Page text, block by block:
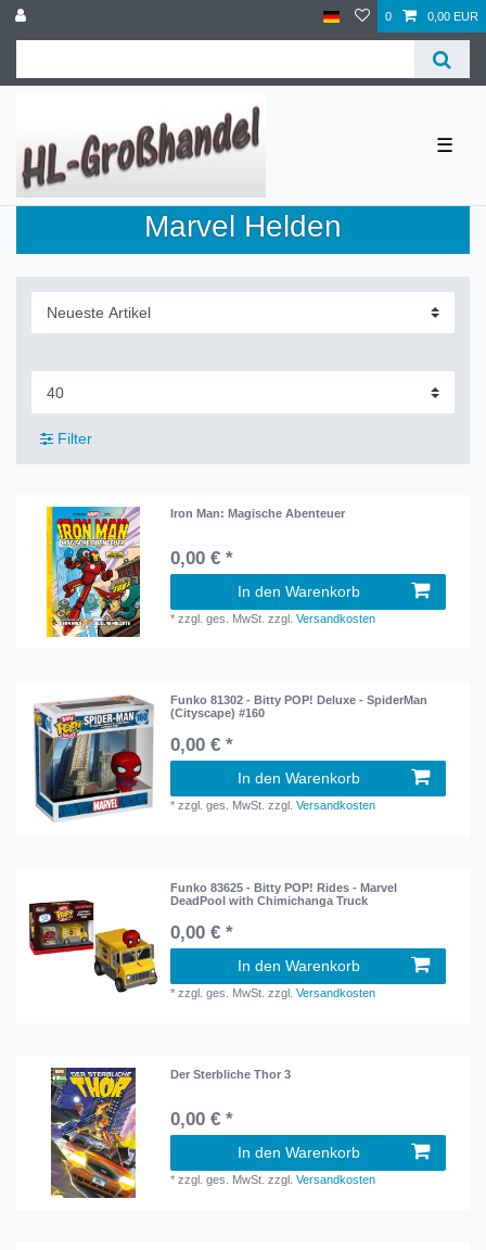
0 0,00 EUR
☰
Marvel Helden
Filter
Iron Man: Magische Abenteuer
0,00 € *
In den Warenkorb
*zzgl. ges. MwSt. zzgl.Versandkosten
Funko 81302 - Bitty POP! Deluxe - SpiderMan
(Cityscape) #160
0,00 € *
In den Warenkorb
*zzgl. ges. MwSt. zzgl.Versandkosten
Funko 83625 - Bitty POP! Rides - Marvel
DeadPool with Chimichanga Truck
0,00 € *
In den Warenkorb
*zzgl. ges. MwSt. zzgl.Versandkosten
Der Sterbliche Thor 3
0,00 € *
In den Warenkorb
*zzgl. ges. MwSt. zzgl.Versandkosten